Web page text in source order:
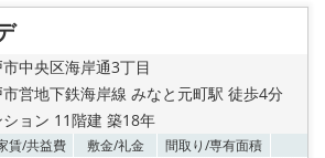
り
中央区海岸通3丁目
営地下鉄海岸線 みなと元町駅 徒歩4分
ション 11階建 築18年
賃/共益費 敷金/礼金 間取り/専有面積